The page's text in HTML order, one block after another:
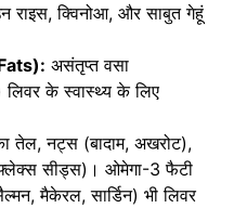
राइस, क्विनोआ, और साबुत गेहूं
असंतृप्त वसा
के स्वास्थ्य के लिए
तेल, नट्स (बादाम, अखरोट),
सीड्स)। ओमेगा-3 फैटी
मैकेरल, सार्डिन) भी लिवर